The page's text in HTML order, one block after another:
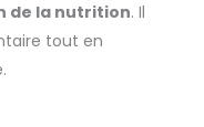
de la nutrition. Il
tout en